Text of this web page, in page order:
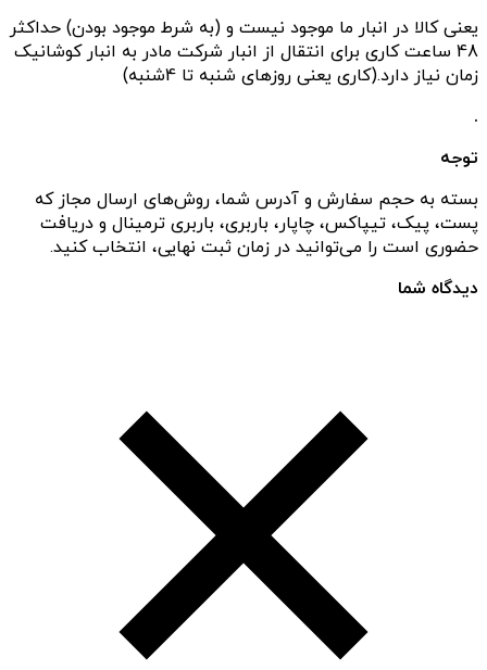
یعنی کالا در انبار ما موجود نیست و (به شرط موجود بودن) حداکثر
48 ساعت کاری برای انتقال از انبار شرکت مادر به انبار کوشانیک
زمان نیاز دارد.(کاری یعنی روزهای شنبه تا 4شنبه)
.
توجه
بسته به حجم سفارش و آدرس شما، روش‌های ارسال مجاز که
پست، پیک، تیپاکس، چاپار، باربری، باربری ترمینال و دریافت
حضوری است را می‌توانید در زمان ثبت نهایی، انتخاب کنید.
دیدگاه شما